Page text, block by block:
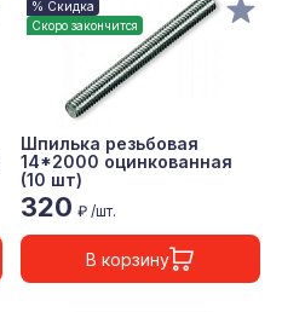
% Скидка
Скоро закончится
Шпилька резьбовая
14*2000 оцинкованная
(10 шт)
320 ₽ /шт.
В корзину